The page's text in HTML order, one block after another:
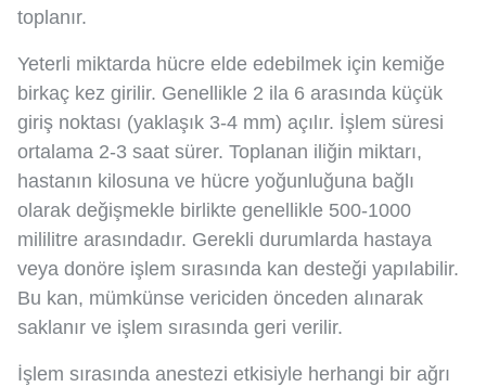
toplanır.
Yeterli miktarda hücre elde edebilmek için kemiğe
birkaç kez girilir. Genellikle 2 ila 6 arasında küçük
giriş noktası (yaklaşık 3-4 mm) açılır. İşlem süresi
ortalama 2-3 saat sürer. Toplanan iliğin miktarı,
hastanın kilosuna ve hücre yoğunluğuna bağlı
olarak değişmekle birlikte genellikle 500-1000
mililitre arasındadır. Gerekli durumlarda hastaya
veya donöre işlem sırasında kan desteği yapılabilir.
Bu kan, mümkünse vericiden önceden alınarak
saklanır ve işlem sırasında geri verilir.
İşlem sırasında anestezi etkisiyle herhangi bir ağrı